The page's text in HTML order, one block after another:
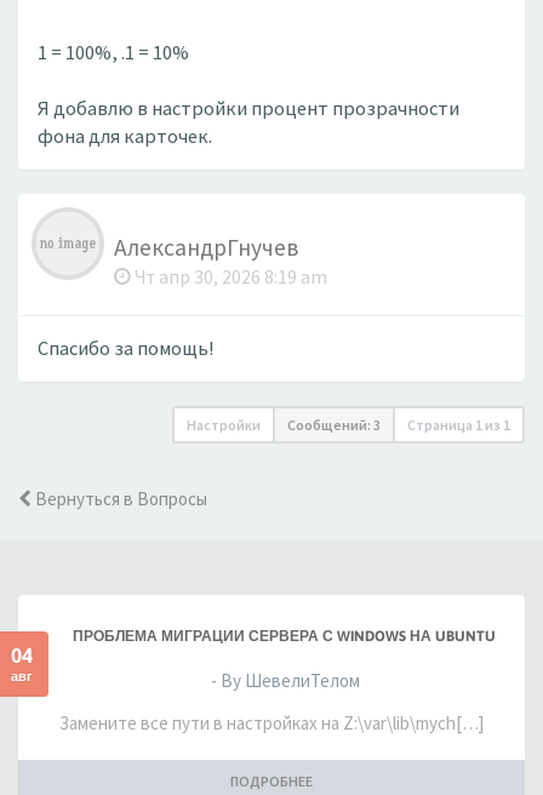
1 = 100%, .1 = 10%
Я добавлю в настройки процент прозрачности
фона для карточек.
АлександрГнучев
Чт апр 30, 2026 8:19 am
Спасибо за помощь!
Настройки Сообщений: 3 Страница 1 из 1
Вернуться в Вопросы
04
авг
ПРОБЛЕМА МИГРАЦИИ СЕРВЕРА С WINDOWS НА UBUNTU
- By ШевелиТелом
Замените все пути в настройках на Z:\var\lib\mych[…]
ПОДРОБНЕЕ